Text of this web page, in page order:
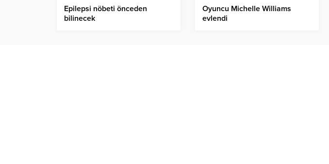
Epilepsi nöbeti önceden
bilinecek
Oyuncu Michelle Williams
evlendi